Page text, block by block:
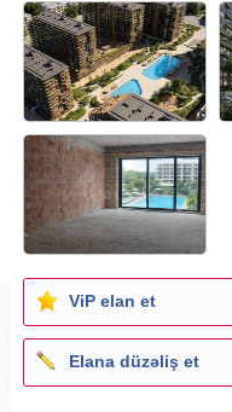
ViP elan et
Elana düzəliş et